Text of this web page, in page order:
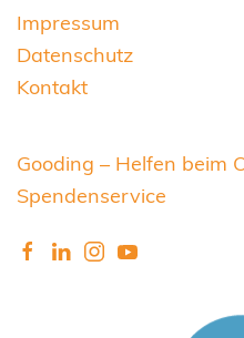
Impressum
Datenschutz
Kontakt
Gooding – Helfen beim
Spendenservice